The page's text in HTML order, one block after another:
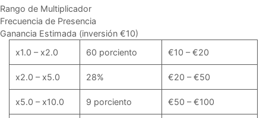
Rango de Multiplicador
Frecuencia de Presencia
Ganancia Estimada (inversión €10)
x1.0 – x2.0
60 porciento €10 – €20
x2.0 – x5.0 28% €20 – €50
x5.0 – x10.0 9 porciento €50 – €100